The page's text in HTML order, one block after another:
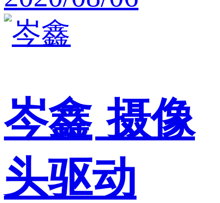
岑鑫 摄像
头驱动